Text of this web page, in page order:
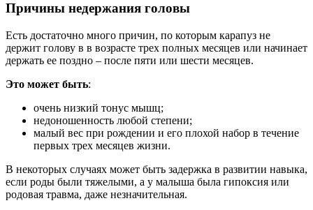
Причины недержания головы
Есть достаточно много причин, по которым карапуз не
держит голову в в возрасте трех полных месяцев или начинает
держать ее поздно – после пяти или шести месяцев.
Это может быть:
очень низкий тонус мышц;
недоношенность любой степени;
малый вес при рождении и его плохой набор в течение
первых трех месяцев жизни.
В некоторых случаях может быть задержка в развитии навыка,
если роды были тяжелыми, а у малыша была гипоксия или
родовая травма, даже незначительная.